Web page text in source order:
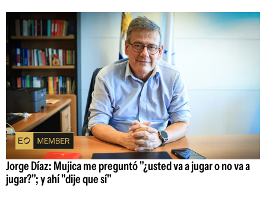
Jorge Díaz: Mujica me preguntó "¿usted va a jugar o no va a
jugar?"; y ahí "dije que sí"